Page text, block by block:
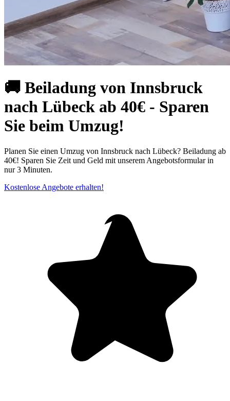
🚚 Beiladung von Innsbruck
nach Lübeck ab 40€ - Sparen
Sie beim Umzug!
Planen Sie einen Umzug von Innsbruck nach Lübeck? Beiladung ab
40€! Sparen Sie Zeit und Geld mit unserem Angebotsformular in
nur 3 Minuten.
Kostenlose Angebote erhalten!